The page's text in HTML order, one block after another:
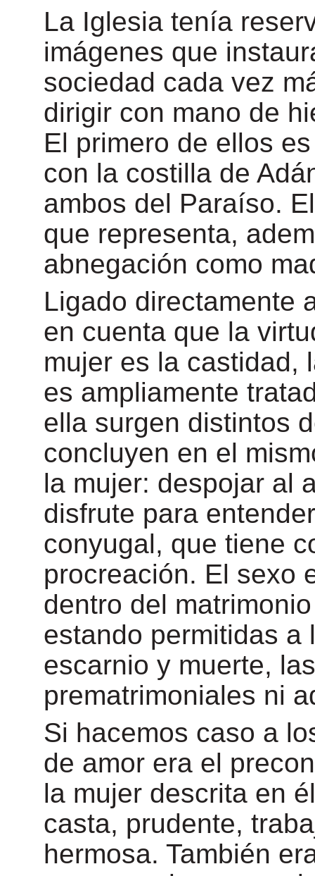
La Iglesia tenía
imágenes que
sociedad cada vez
dirigir con mano de
El primero de ellos
con la costilla de
ambos del Paraíso.
que representa,
abnegación como
Ligado directamente
en cuenta que la
mujer es la castidad,
es ampliamente
ella surgen distintos
concluyen en el
la mujer: despojar al
disfrute para
conyugal, que tiene
procreación. El sexo
dentro del
estando permitidas a
escarnio y muerte,
prematrimoniales ni
Si hacemos caso a
de amor era el
la mujer descrita en
casta, prudente,
hermosa. También